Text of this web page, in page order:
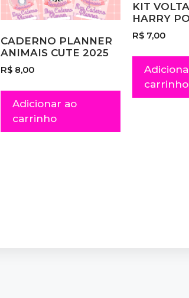
CADERNO PLANNER
ANIMAIS CUTE 2025
R$ 8,00
Adicionar ao
carrinho
KIT
HARRY
R$7,00
carrinho